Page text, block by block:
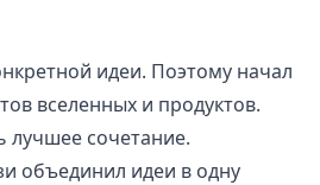
идеи. Поэтому начал
вселенных и продуктов.
лучшее сочетание.
объединил идеи в одну